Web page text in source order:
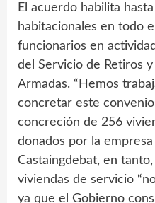
El acuerdo habilita
habitacionales en todo
funcionarios en
del Servicio de Retiros
Armadas. “Hemos
concretar este
concreción de 256
donados por la
Castaingdebat, en
viviendas de servicio
ya que el Gobierno